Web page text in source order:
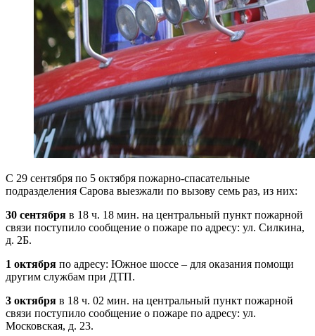
С 29 сентября по 5 октября пожарно-спасательные
подразделения Сарова выезжали по вызову семь раз, из них:
30 сентября в 18 ч. 18 мин. на центральный пункт пожарной
связи поступило сообщение о пожаре по адресу: ул. Силкина,
д. 2Б.
1 октября по адресу: Южное шоссе – для оказания помощи
другим службам при ДТП.
3 октября в 18 ч. 02 мин. на центральный пункт пожарной
связи поступило сообщение о пожаре по адресу: ул.
Московская, д. 23.